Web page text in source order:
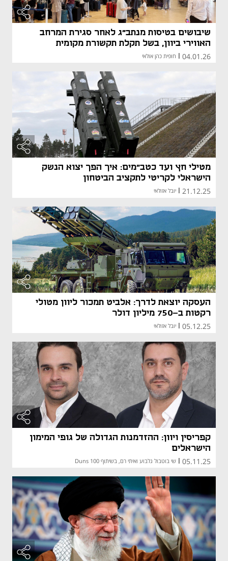
שיבושים בטיסות מנתב"ג לאחר סגירת המרחב
האווירי ביוון, בשל תקלת תקשורת מקומית
04.01.26
| חופית כהן אולאי
מטילי חץ ועד כטב"מים: איך הפך יצוא הנשק
הישראלי לקריטי לתקציב הביטחון
21.12.25 יובל אזולאי
העסקה יוצאת לדרך: אלביט תמכור ליוון מטולי
רקטות ב-750 מיליון דולר
05.12.25 יובל אזולאי
קפריסין ויוון: ההזדמנות הגדולה של גופי המימון
הישראלים
05.11.25 שי בוטבול גלבוע ואיתי רם, בשיתוף Duns 100